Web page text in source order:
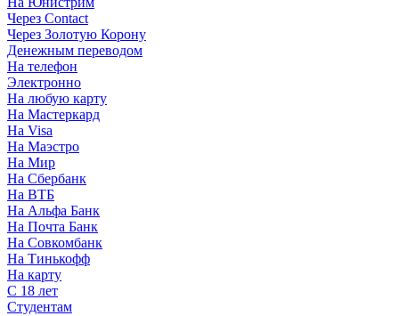
Через Contact
Через Золотую Корону
Денежным переводом
На телефон
Электронно
На любую карту
На Мастеркард
На Visa
На Маэстро
На Мир
На Сбербанк
На ВТБ
На Альфа Банк
На Почта Банк
На Совкомбанк
На Тинькофф
На карту
С 18 лет
Студентам